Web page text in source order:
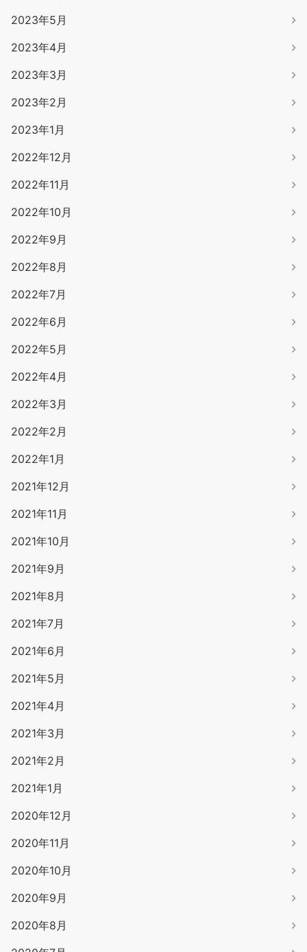
2023年5月
2023年4月
2023年3月
2023年2月
2023年1月
2022年12月
2022年11月
2022年10月
2022年9月
2022年8月
2022年7月
2022年6月
2022年5月
2022年4月
2022年3月
2022年2月
2022年1月
2021年12月
2021年11月
2021年10月
2021年9月
2021年8月
2021年7月
2021年6月
2021年5月
2021年4月
2021年3月
2021年2月
2021年1月
2020年12月
2020年11月
2020年10月
2020年9月
2020年8月